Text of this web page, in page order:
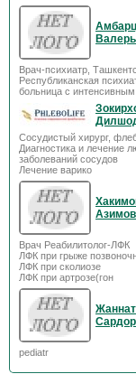
Врач-психиатр,
Республиканская
больница с
Сосудистый хирург,
Диагностика и лечение
заболеваний сосудов
Лечение варико
Врач Реабилитолог-ЛФК
ЛФК при грыже
ЛФК при сколиозе
ЛФК при артрозе(гон
Сардор
pediatr